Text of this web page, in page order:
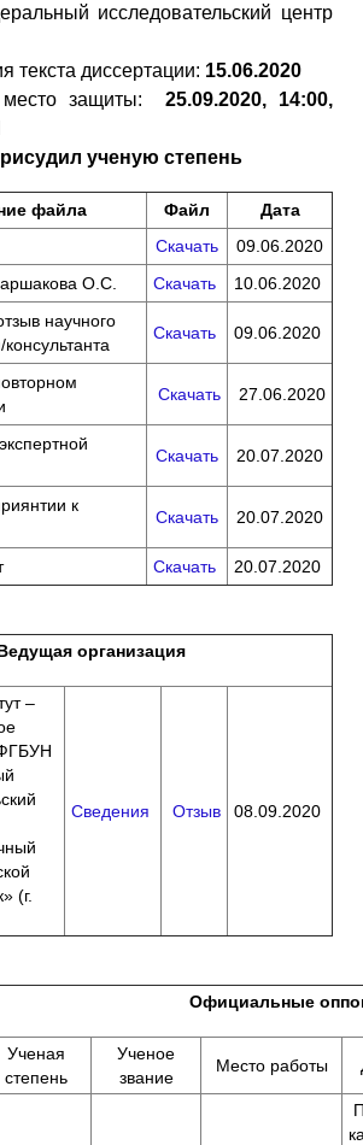
исследовательский центр
текста диссертации: 15.06.2020
место защиты:25.09.2020, 14:00,
ученую степень
файла Файл
Дата
Скачать
09.06.2020
О.С. Скачать 10.06.2020
научного
Скачать 09.06.2020
Скачать 27.06.2020
Скачать 20.07.2020
к
Скачать 20.07.2020
Скачать 20.07.2020
организация
–
(г.
Сведения Отзыв 08.09.2020
Официальные
Ученая
степень
Ученое
звание
Место работы